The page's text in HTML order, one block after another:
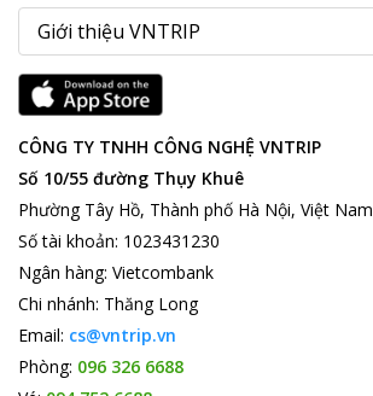
CÔNG TY TNHH CÔNG NGHỆ VNTRIP
Số 10/55 đường Thụy Khuê
Phường Tây Hồ, Thành phố Hà Nội, Việt Nam
Số tài khoản: 1023431230
Ngân hàng: Vietcombank
Chi nhánh: Thăng Long
Email: cs@vntrip.vn
Phòng: 096 326 6688